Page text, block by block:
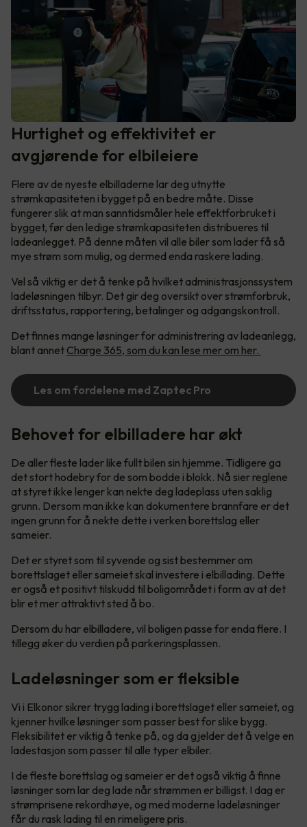
Hurtighet og effektivitet er
avgjørende for elbileiere
Flere av de nyeste elbilladerne lar deg utnytte
strømkapasiteten i bygget på en bedre måte. Disse
fungerer slik at man sanntidsmåler hele effektforbruket i
bygget, før den ledige strømkapasiteten distribueres til
ladeanlegget. På denne måten vil alle biler som lader få så
mye strøm som mulig, og dermed enda raskere lading.
Vel så viktig er det å tenke på hvilket administrasjonssystem
ladeløsningen tilbyr. Det gir deg oversikt over strømforbruk,
driftsstatus, rapportering, betalinger og adgangskontroll.
Det finnes mange løsninger for administrering av ladeanlegg,
blant annet Charge 365, som du kan lese mer om her.
Les om fordelene med Zaptec Pro
Behovet for elbilladere har økt
De aller fleste lader like fullt bilen sin hjemme. Tidligere ga
det stort hodebry for de som bodde i blokk. Nå sier reglene
at styret ikke lenger kan nekte deg ladeplass uten saklig
grunn. Dersom man ikke kan dokumentere brannfare er det
ingen grunn for å nekte dette i verken borettslag eller
sameier.
Det er styret som til syvende og sist bestemmer om
borettslaget eller sameiet skal investere i elbillading. Dette
er også et positivt tilskudd til boligområdet i form av at det
blir et mer attraktivt sted å bo.
Dersom du har elbilladere, vil boligen passe for enda flere. I
tillegg øker du verdien på parkeringsplassen.
Ladeløsninger som er fleksible
Vi i Elkonor sikrer trygg lading i borettslaget eller sameiet, og
kjenner hvilke løsninger som passer best for slike bygg.
Fleksibilitet er viktig å tenke på, og da gjelder det å velge en
ladestasjon som passer til alle typer elbiler.
I de fleste borettslag og sameier er det også viktig å finne
løsninger som lar deg lade når strømmen er billigst. I dag er
strømprisene rekordhøye, og med moderne ladeløsninger
får du rask lading til en rimeligere pris.